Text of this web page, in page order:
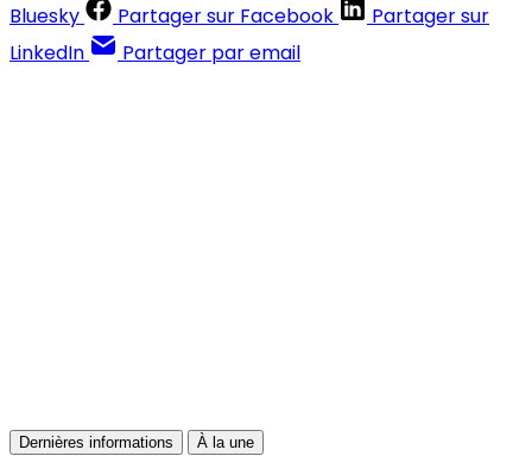
Bluesky
Partager sur Facebook
Partager sur
LinkedIn
Partager par email
Dernières informations À la une